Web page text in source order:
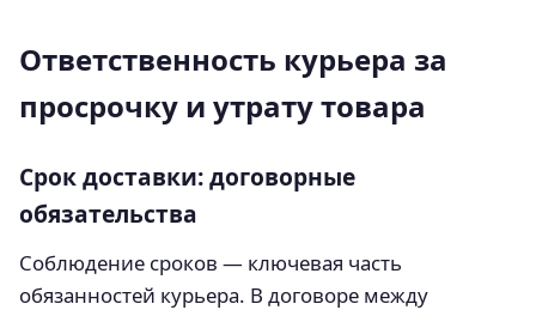
Ответственность курьера за
просрочку и утрату товара
Срок доставки: договорные
обязательства
Соблюдение сроков — ключевая часть
обязанностей курьера. В договоре между